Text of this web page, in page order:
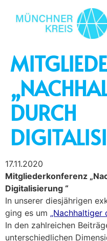
DURCH
17.11.2020
Mitgliederkonferenz
Digitalisierung “
In unserer diesjährigen
ging es um „Nachhaltiger
In den zahlreichen
unterschiedlichen